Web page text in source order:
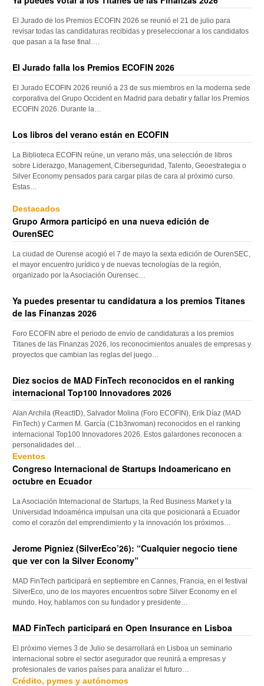
El Jurado de los Premios ECOFIN 2026 se reunió el 21 de julio para
revisar todas las candidaturas recibidas y preseleccionar a los candidatos
que pasan a la fase final….
El Jurado falla los Premios ECOFIN 2026
El Jurado ECOFIN 2026 reunió a 23 de sus miembros en la moderna sede
corporativa del Grupo Occident en Madrid para debatir y fallar los Premios
ECOFIN 2026. Durante la…
Los libros del verano están en ECOFIN
La Biblioteca ECOFIN reúne, un verano más, una selección de libros
sobre Liderazgo, Management, Ciberseguridad, Talento, Geoestrategia o
Silver Economy pensados para cargar pilas de cara al próximo curso.
Estas…
Destacados
Grupo Armora participó en una nueva edición de
OurenSEC
La ciudad de Ourense acogió el 7 de mayo la sexta edición de OurenSEC,
el mayor encuentro jurídico y de nuevas tecnologías de la región,
organizado por la Asociación Ourensec…
Ya puedes presentar tu candidatura a los premios Titanes
de las Finanzas 2026
Foro ECOFIN abre el periodo de envío de candidaturas a los premios
Titanes de las Finanzas 2026, los reconocimientos anuales de empresas y
proyectos que cambian las reglas del juego…
Diez socios de MAD FinTech reconocidos en el ranking
internacional Top100 Innovadores 2026
Alan Archila (ReactID), Salvador Molina (Foro ECOFIN), Erik Díaz (MAD
FinTech) y Carmen M. García (C1b3rwoman) reconocidos en el ranking
internacional Top100 Innovadores 2026. Estos galardones reconocen a
personalidades del…
Eventos
Congreso Internacional de Startups Indoamericano en
octubre en Ecuador
La Asociación Internacional de Startups, la Red Business Market y la
Universidad Indoamérica impulsan una cita que posicionará a Ecuador
como el corazón del emprendimiento y la innovación los próximos…
Jerome Pigniez (SilverEco’26): “Cualquier negocio tiene
que ver con la Silver Economy”
MAD FinTech participará en septiembre en Cannes, Francia, en el festival
SilverEco, uno de los mayores encuentros sobre Silver Economy en el
mundo. Hoy, hablamos con su fundador y presidente…
MAD FinTech participará en Open Insurance en Lisboa
El próximo viernes 3 de Julio se desarrollará en Lisboa un seminario
internacional sobre el sector asegurador que reunirá a empresas y
profesionales de varios países para analizar el futuro…
Crédito, pymes y autónomos